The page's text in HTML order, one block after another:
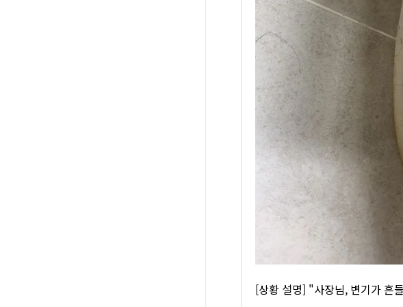
[상황 설명] "사장님, 변기가 흔